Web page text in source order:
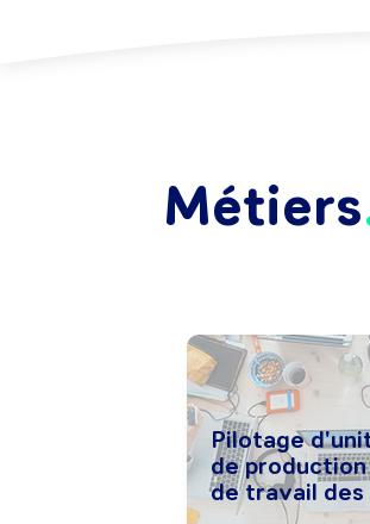
Métiers
Pilotage
de
de travail des